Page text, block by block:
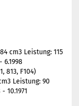
cm3 Leistung: 115
6.1998
813, F104)
Leistung: 90
10.1971